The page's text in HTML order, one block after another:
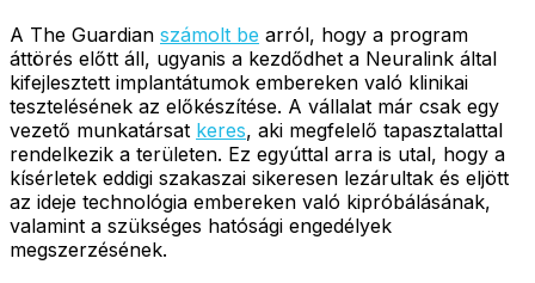
A The Guardian számolt be arról, hogy a program
áttörés előtt áll, ugyanis a kezdődhet a Neuralink által
kifejlesztett implantátumok embereken való klinikai
tesztelésének az előkészítése. A vállalat már csak egy
vezető munkatársat keres, aki megfelelő tapasztalattal
rendelkezik a területen. Ez egyúttal arra is utal, hogy a
kísérletek eddigi szakaszai sikeresen lezárultak és eljött
az ideje technológia embereken való kipróbálásának,
valamint a szükséges hatósági engedélyek
megszerzésének.